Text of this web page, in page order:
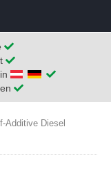
Additive Diesel